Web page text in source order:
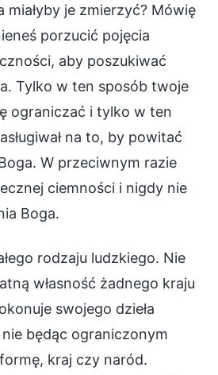
miałyby je zmierzyć? Mówię
porzucić pojęcia
aby poszukiwać
Tylko w ten sposób twoje
ograniczać i tylko w ten
na to, by powitać
W przeciwnym razie
ciemności i nigdy nie
Boga.
rodzaju ludzkiego. Nie
własność żadnego kraju
swojego dzieła
będąc ograniczonym
kraj czy naród.